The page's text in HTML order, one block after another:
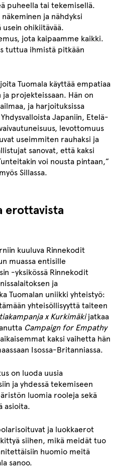
puheella tai tekemisellä.
ja nähdyksi
ohikiitävää.
jota kaipaamme kaikki.
tuttua ihmistä pitkään
Tuomala käyttää empatiaa
projekteissaan. Hän on
ja harjoituksissa
Japaniin, Etelä-
levottomuus
useimmiten rauhaksi ja
sanovat, että kaksi
voi nousta pintaan,”
Sillassa.
erottavista
kuuluva Rinnekodit
muassa entisille
-yksikössä Rinnekodit
ja
Tuomalan uniikki yhteistyö:
yhteisöllisyyttä taiteen
x Kurkimäkijatkaa
Campaign for Empathy
kaksi vaihetta hän
Isossa-Britanniassa.
on luoda uusia
ja yhdessä tekemiseen
luomia rooleja sekä
asioita.
ja luokkaerot
siihen, mikä meidät tuo
huomio meitä
sanoo.